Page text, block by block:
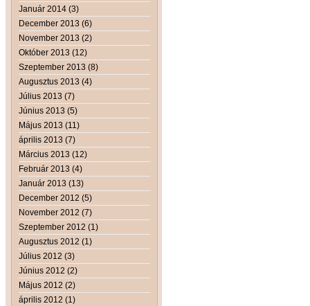
Január 2014 (3)
December 2013 (6)
November 2013 (2)
Október 2013 (12)
Szeptember 2013 (8)
Augusztus 2013 (4)
Július 2013 (7)
Június 2013 (5)
Május 2013 (11)
április 2013 (7)
Március 2013 (12)
Február 2013 (4)
Január 2013 (13)
December 2012 (5)
November 2012 (7)
Szeptember 2012 (1)
Augusztus 2012 (1)
Július 2012 (3)
Június 2012 (2)
Május 2012 (2)
április 2012 (1)